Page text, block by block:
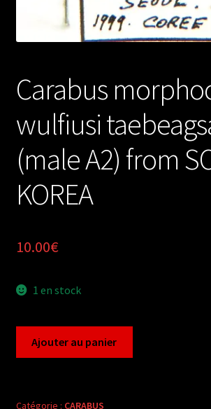
Carabus
wulfiusi
(male A2) from
KOREA
10.00€
1 en stock
wulfiusi
Ajouter au panier
Catégorie : CARABUS